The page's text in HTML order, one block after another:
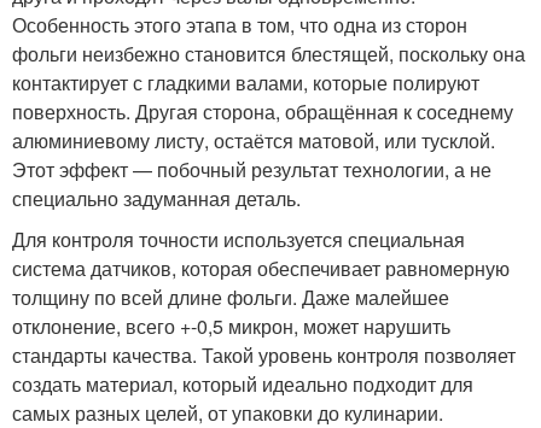
Особенность этого этапа в том, что одна из сторон
фольги неизбежно становится блестящей, поскольку она
контактирует с гладкими валами, которые полируют
поверхность. Другая сторона, обращённая к соседнему
алюминиевому листу, остаётся матовой, или тусклой.
Этот эффект — побочный результат технологии, а не
специально задуманная деталь.
Для контроля точности используется специальная
система датчиков, которая обеспечивает равномерную
толщину по всей длине фольги. Даже малейшее
отклонение, всего +-0,5 микрон, может нарушить
стандарты качества. Такой уровень контроля позволяет
создать материал, который идеально подходит для
самых разных целей, от упаковки до кулинарии.